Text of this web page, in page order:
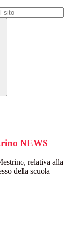
NEWS
relativa alla
della scuola